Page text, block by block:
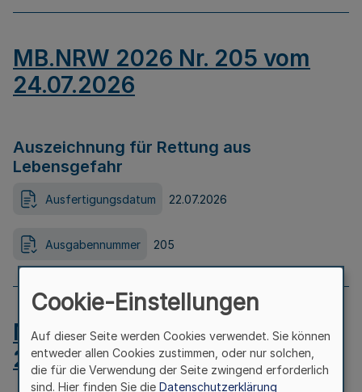
MB.NRW 2026 Nr. 205 vom
24.07.2026
Auszeichnung für Rettung aus
Lebensgefahr
Ausfertigungsdatum 22.07.2026
Ausgabennummer 205
MB.NRW 2026 Nr. 204 vom
24.07.2026
Cookie-Einstellungen
Auf dieser Seite werden Cookies verwendet. Sie können
entweder allen Cookies zustimmen, oder nur solchen,
die für die Verwendung der Seite zwingend erforderlich
sind. Hier finden Sie die Datenschutzerklärung